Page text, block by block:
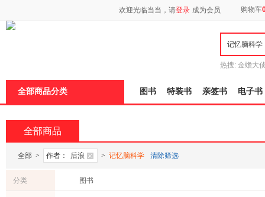
欢迎光临当当，请登录 成为会员 购物车
热搜: 金蟾大
全部商品分类 图书 特装书 亲签书 电子书
全部商品
全部 > 作者： 后浪 > 记忆脑科学 清除筛选
分类 图书
页
加